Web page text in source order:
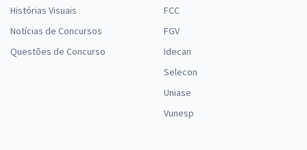
Histórias Visuais
Notícias de Concursos
Questões de Concurso
FCC
FGV
Idecan
Selecon
Uniase
Vunesp